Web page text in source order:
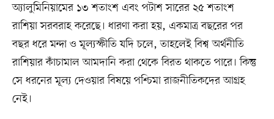
অ্যালুমিনিয়ামের ১৩ শতাংশ এবং পটাশ সারের ২৫ শতাংশ
রাশিয়া সরবরাহ করেছে। ধারণা করা হয়, একমাত্র বছরের পর
বছর ধরে মন্দা ও মূল্যস্ফীতি যদি চলে, তাহলেই বিশ্ব অর্থনীতি
রাশিয়ার কাঁচামাল আমদানি করা থেকে বিরত থাকতে পারে। কিন্তু
সে ধরনের মূল্য দেওয়ার বিষয়ে পশ্চিমা রাজনীতিকদের আগ্রহ
নেই।